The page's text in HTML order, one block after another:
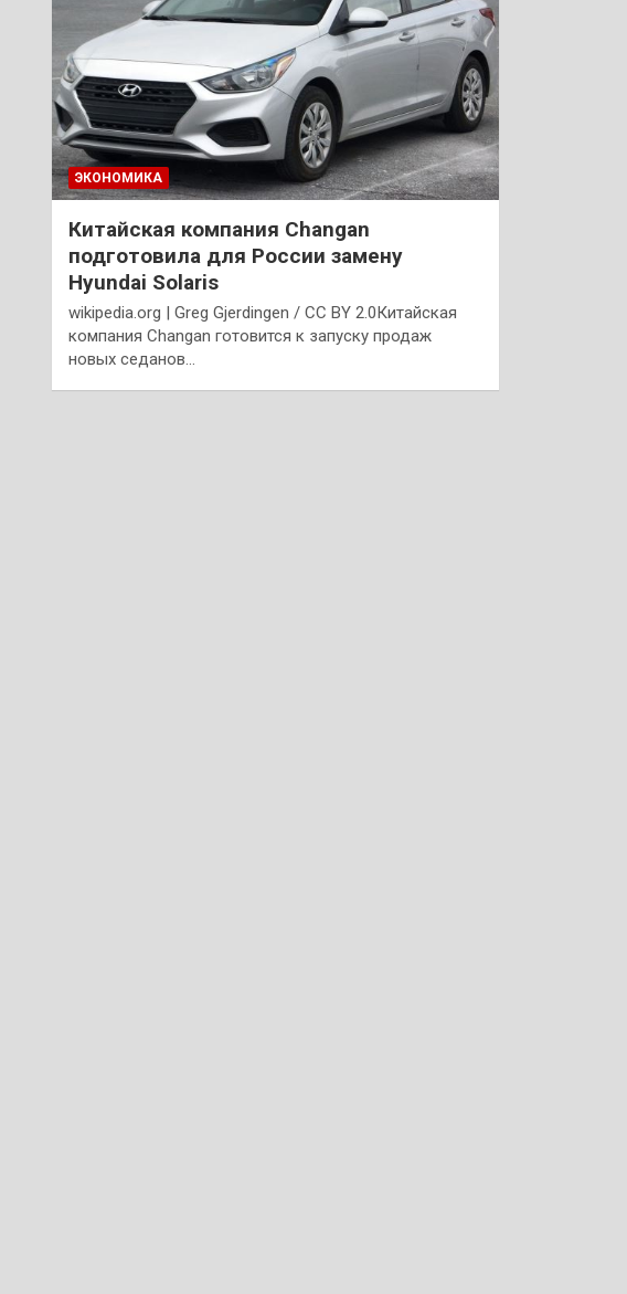
ЭКОНОМИКА
Китайская компания Changan
подготовила для России замену
Hyundai Solaris
wikipedia.org | Greg Gjerdingen / CC BY 2.0Китайская
компания Changan готовится к запуску продаж
новых седанов…